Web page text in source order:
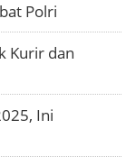
Polri
Kurir dan
Ini